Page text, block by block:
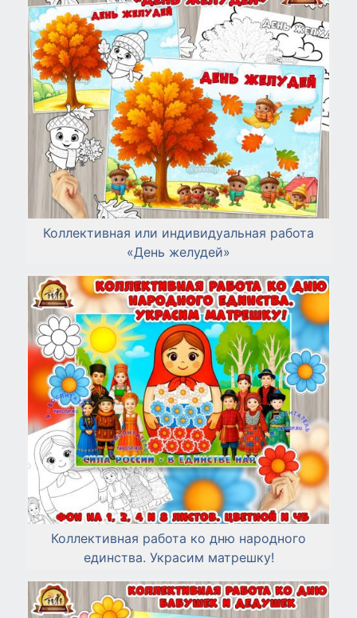
Коллективная или индивидуальная работа
«День желудей»
Коллективная работа ко дню народного
единства. Украсим матрешку!